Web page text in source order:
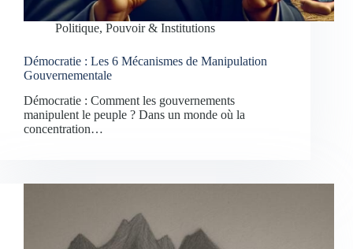
Politique, Pouvoir & Institutions
Démocratie : Les 6 Mécanismes de Manipulation
Gouvernementale
Démocratie : Comment les gouvernements
manipulent le peuple ? Dans un monde où la
concentration…